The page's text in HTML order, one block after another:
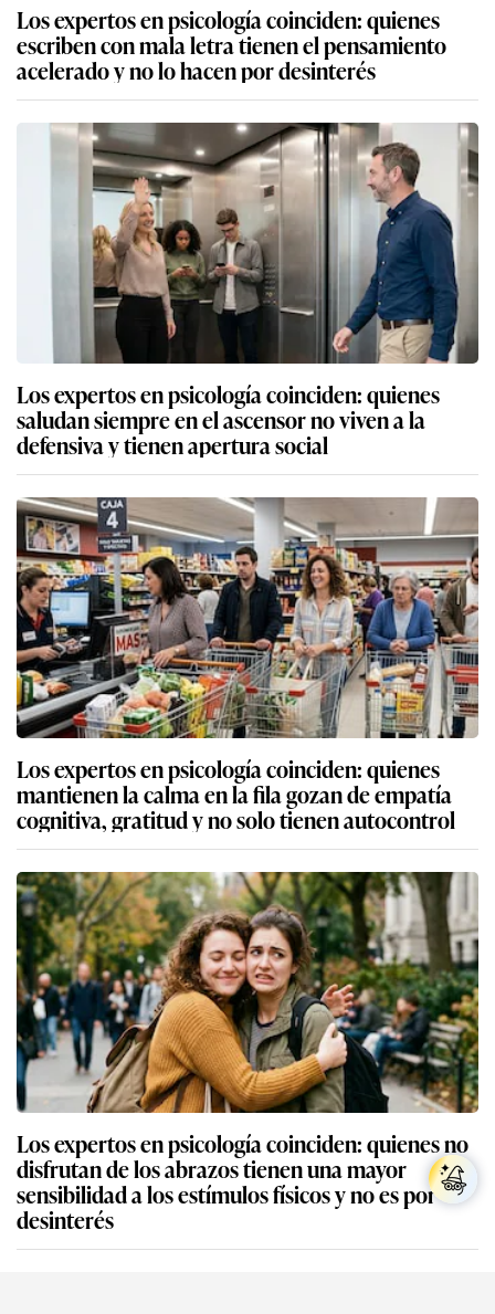
Los expertos en psicología coinciden: quienes
escriben con mala letra tienen el pensamiento
acelerado y no lo hacen por desinterés
Los expertos en psicología coinciden: quienes
saludan siempre en el ascensor no viven a la
defensiva y tienen apertura social
Los expertos en psicología coinciden: quienes
mantienen la calma en la fila gozan de empatía
cognitiva, gratitud y no solo tienen autocontrol
Los expertos en psicología coinciden: quienes no
disfrutan de los abrazos tienen una mayor
sensibilidad a los estímulos físicos y no es por
desinterés